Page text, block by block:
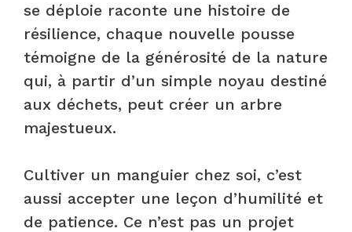
se déploie raconte une histoire de
résilience, chaque nouvelle pousse
témoigne de la générosité de la nature
qui, à partir d’un simple noyau destiné
aux déchets, peut créer un arbre
majestueux.
Cultiver un manguier chez soi, c’est
aussi accepter une leçon d’humilité et
de patience. Ce n’est pas un projet